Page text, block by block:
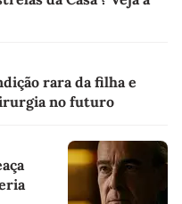
rara da filha e
no futuro